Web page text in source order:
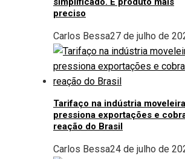
preciso
Carlos Bessa27 de julho de
Tarifaço na indústria moveleira
pressiona exportações e
reação do Brasil
Carlos Bessa24 de julho de